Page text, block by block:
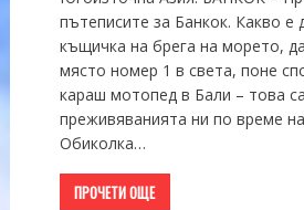
пътеписите за Банкок. Какво е
къщичка на брега на морето,
място номер 1 в света, поне
караш мотопед в Бали – това
преживяванията ни по време
Обиколка…
ПРОЧЕТИ ОЩЕ